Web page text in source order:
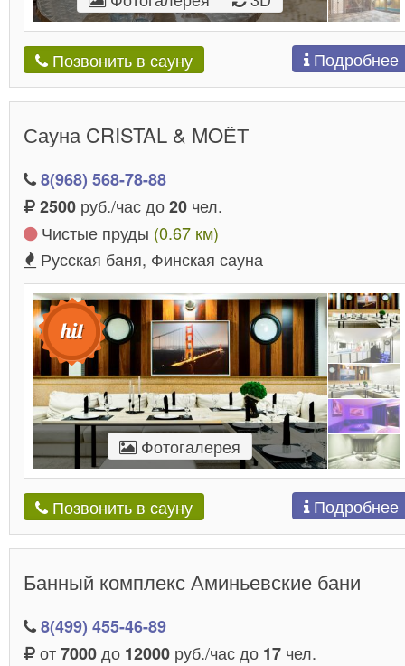
Позвонить в сауну Подробнее
Сауна CRISTAL & MOЁТ
8(968) 568-78-88
2500 руб./час до20 чел.
Чистые пруды (0.67 км)
Русская баня, Финская сауна
Фотогалерея
Позвонить в сауну Подробнее
Банный комплекс Аминьевские бани
8(499) 455-46-89
от7000до 12000 руб./час до 17 чел.